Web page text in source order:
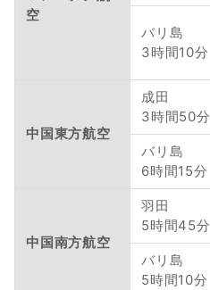
空
バリ島
3時間10分
中国東方航空
成田
3時間50分
バリ島
6時間15分
中国南方航空
羽田
5時間45分
バリ島
5時間10分